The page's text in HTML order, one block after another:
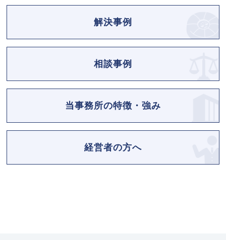
解決事例
相談事例
当事務所の特徴・強み
経営者の方へ